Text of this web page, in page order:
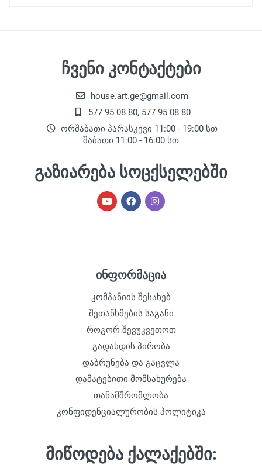
ჩვენი კონტაქტები
house.art.ge@gmail.com
577 95 08 80, 577 95 08 80
ორშაბათი-პარასკევი 11:00 - 19:00 სთ
შაბათი 11:00 - 16:00 სთ
გაზიარება სოცქსელებში
ინფორმაცია
კომპანიის შესახებ
შეთანხმების საგანი
როგორ შევუკვეთოთ
გადახდის პირობა
დაბრუნება და გაცვლა
დამატებითი მომსახურება
თანამშრომლობა
კონფიდენციალურობის პოლიტიკა
მიწოდება ქალაქებში: